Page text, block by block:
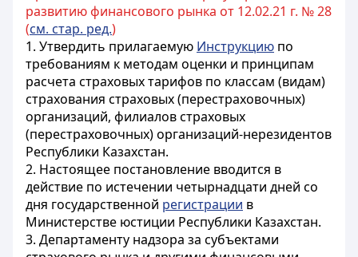
развитию финансового рынка от 12.02.21 г. № 28
(см. стар. ред.)
1. Утвердить прилагаемую Инструкцию по
требованиям к методам оценки и принципам
расчета страховых тарифов по классам (видам)
страхования страховых (перестраховочных)
организаций, филиалов страховых
(перестраховочных) организаций-нерезидентов
Республики Казахстан.
2. Настоящее постановление вводится в
действие по истечении четырнадцати дней со
дня государственной регистрации в
Министерстве юстиции Республики Казахстан.
3. Департаменту надзора за субъектами